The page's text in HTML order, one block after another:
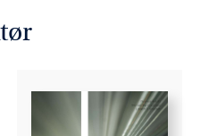
Lisbeth B. Knudsen, Hans
Jonas Larsen, Erik
Køb 3 Bøger - Betal For 2